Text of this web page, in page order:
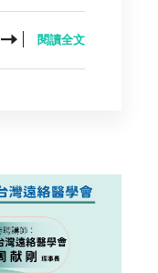
閱讀全文